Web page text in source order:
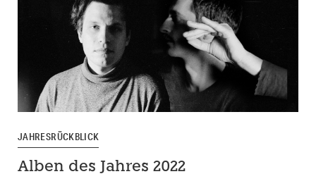
JAHRESRÜCKBLICK
Alben des Jahres 2022